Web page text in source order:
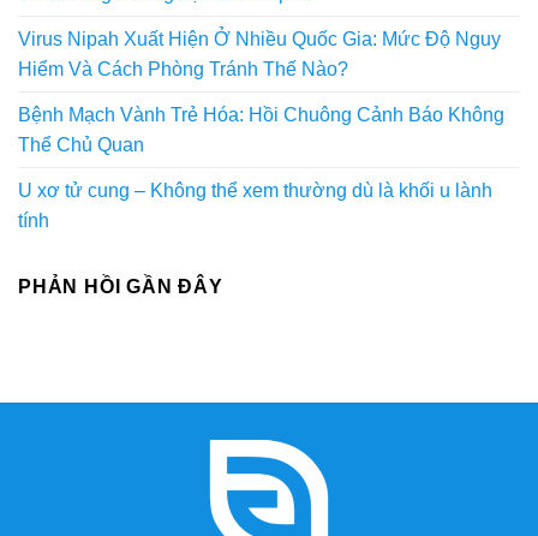
Virus Nipah Xuất Hiện Ở Nhiều Quốc Gia: Mức Độ Nguy
Hiểm Và Cách Phòng Tránh Thế Nào?
Bệnh Mạch Vành Trẻ Hóa: Hồi Chuông Cảnh Báo Không
Thể Chủ Quan
U xơ tử cung – Không thể xem thường dù là khối u lành
tính
PHẢN HỒI GẦN ĐÂY